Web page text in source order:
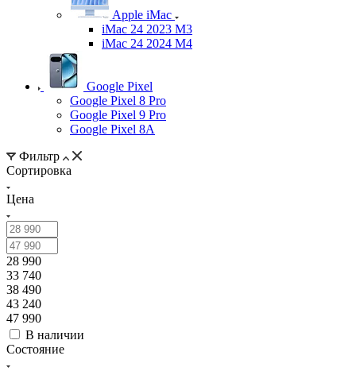
Apple iMac
iMac 24 2023 M3
iMac 24 2024 M4
Google Pixel
Google Pixel 8 Pro
Google Pixel 9 Pro
Google Pixel 8A
Фильтр
Сортировка
Цена
28 990
33 740
38 490
43 240
47 990
В наличии
Состояние